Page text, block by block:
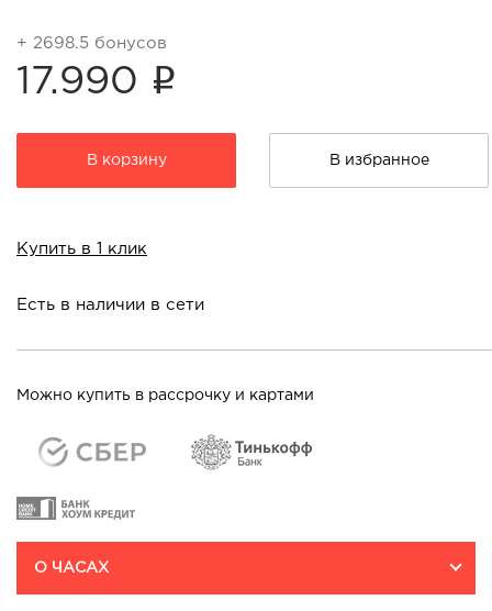
+ 2698.5 бонусов
17.990 i
В корзину В избранное
Купить в 1 клик
Есть в наличии в сети
Можно купить в рассрочку и картами
О ЧАСАХ